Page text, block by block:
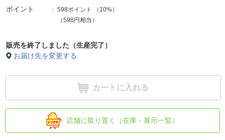
ポイント 598ポイント （ 10%）
（598円相当）
販売を終了しました（生産完了）
お届け先を変更する
カートに入れる
店舗に取り置く（在庫・展示一覧）